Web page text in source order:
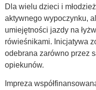
Dla wielu dzieci i
aktywnego wypoczynku,
umiejętności jazdy na
rówieśnikami. Inicjatywa
odebrana zarówno przez
opiekunów.
Impreza